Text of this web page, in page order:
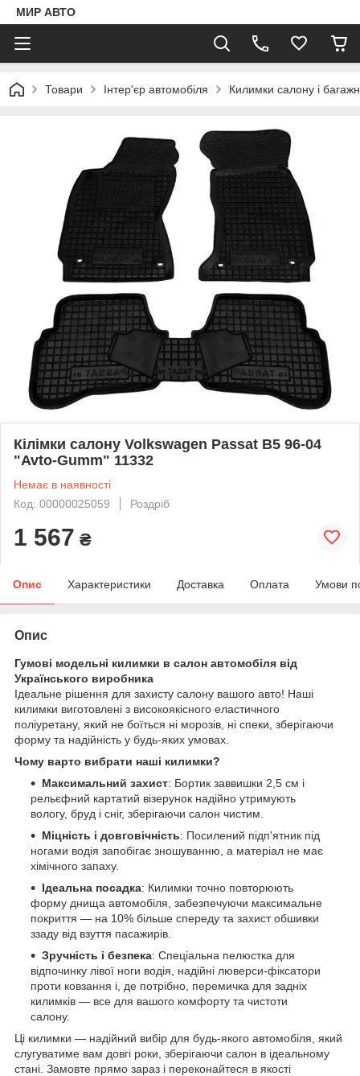
МИР АВТО
Товари Інтер'єр автомобіля Килимки салону і
Кілімки салону Volkswagen Passat B5 96-04
"Avto-Gumm" 11332
Немає в наявності
Код: 00000025059
Роздріб
1 567 ₴
Опис Характеристики Доставка Оплата Умови
Опис
Гумові модельні килимки в салон автомобіля від
Українського виробника
Ідеальне рішення для захисту салону вашого авто! Наші
килимки виготовлені з високоякісного еластичного
поліуретану, який не боїться ні морозів, ні спеки, зберігаючи
форму та надійність у будь-яких умовах.
Чому варто вибрати наші килимки?
Максимальний захист: Бортик заввишки 2,5 см і
рельєфний картатий візерунок надійно утримують
вологу, бруд і сніг, зберігаючи салон чистим.
Міцність і довговічність: Посилений підп'ятник під
ногами водія запобігає зношуванню, а матеріал не має
хімічного запаху.
Ідеальна посадка: Килимки точно повторюють
форму днища автомобіля, забезпечуючи максимальне
покриття — на 10% більше спереду та захист обшивки
ззаду від взуття пасажирів.
Зручність і безпека: Спеціальна пелюстка для
відпочинку лівої ноги водія, надійні люверси-фіксатори
проти ковзання і, де потрібно, перемичка для задніх
килимків — все для вашого комфорту та чистоти
салону.
Ці килимки — надійний вибір для будь-якого автомобіля, який
слугуватиме вам довгі роки, зберігаючи салон в ідеальному
стані. Замовте прямо зараз і переконайтеся в якості